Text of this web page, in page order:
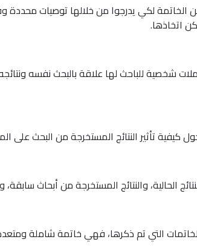
الخاتمة لكي يدرجوا من خلالها توصيات محددة
اتخاذها.
شخصية للباحث لها علاقة بالبحث نفسه
تأثير النتائج المستخرجة من البحث على
الحالية، والنتائج المستخرجة من أبحاث
التي تم ذكرها، فهي خاتمة شاملة